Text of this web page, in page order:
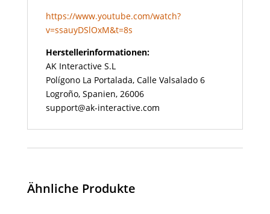
https://www.youtube.com/watch?
v=ssauyDSlOxM&t=8s
Herstellerinformationen:
AK Interactive S.L
Polígono La Portalada, Calle Valsalado 6
Logroño, Spanien, 26006
support@ak-interactive.com
Ähnliche Produkte